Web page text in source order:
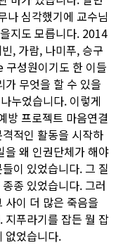
나 심각했기에 교수님
지도 모릅니다. 2014
, 가람, 나미푸, 승구
성원이기도 한 이들
가 무엇을 할 수 있을
누었습니다. 이렇게
방 프로젝트 마음연결
적인 활동을 시작하
을 왜 인권단체가 해야
이 있었습니다. 그 질
종 있었습니다. 그러
사이 더 많은 죽음을
지푸라기를 잡든 뭘 잡
없었습니다.